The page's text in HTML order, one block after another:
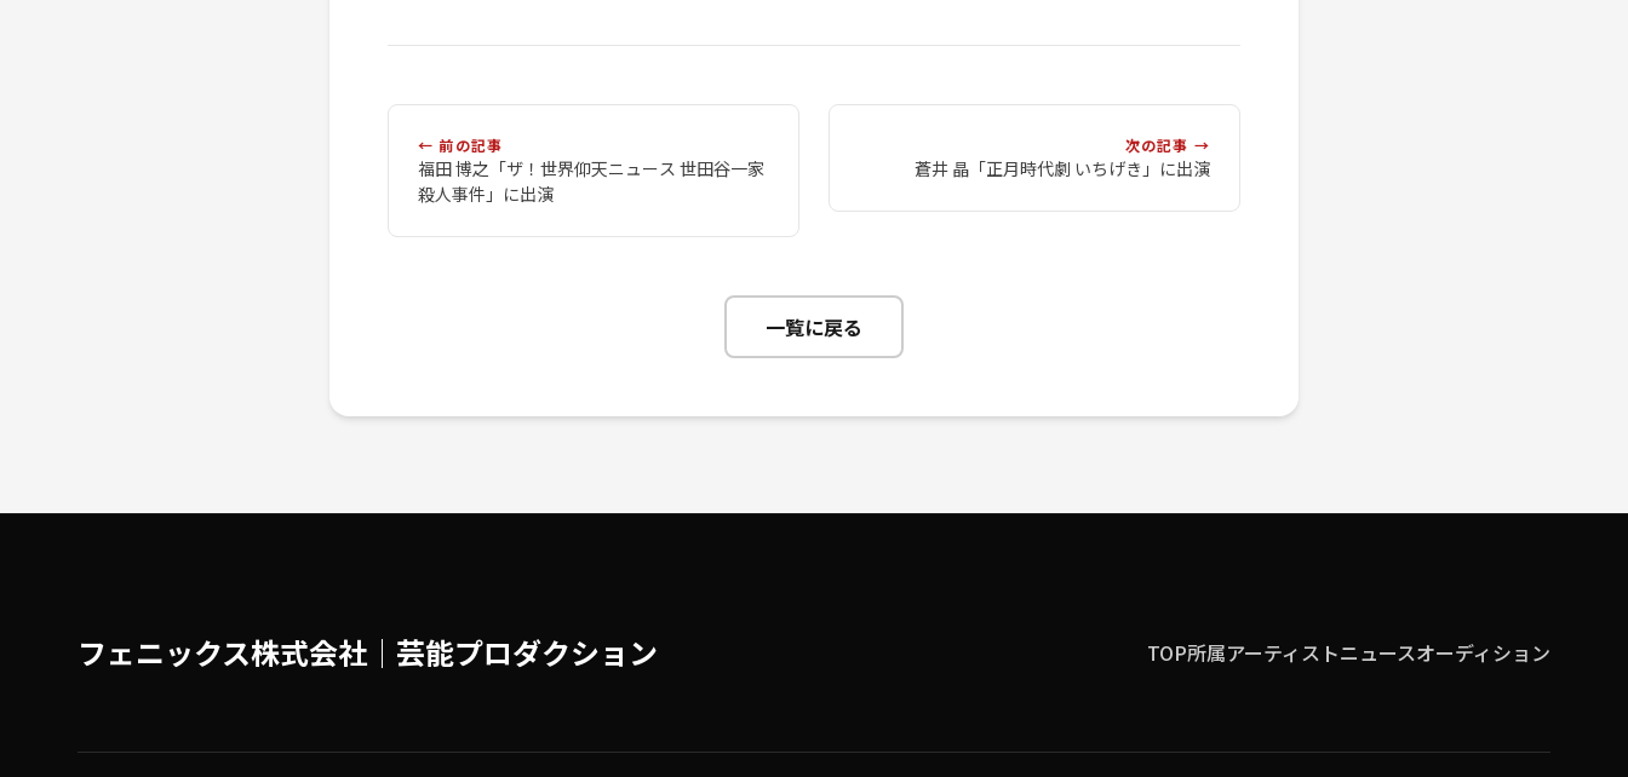
← 前の記事
福田 博之「ザ！世界仰天ニュース 世田谷一家
殺人事件」に出演
次の記事 →
蒼井 晶「正月時代劇 いちげき」に出演
一覧に戻る
フェニックス株式会社│芸能プロダクション TOP所属アーティストニュースオーディション